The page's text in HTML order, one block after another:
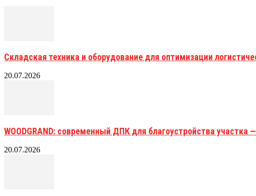
Складская техника и оборудование для оптимизации
20.07.2026
WOODGRAND: современный ДПК для благоустройства участка
20.07.2026